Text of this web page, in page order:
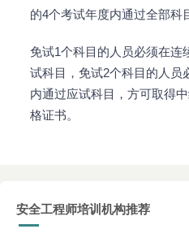
的4个考试年度内通过全部科
免试1个科目的人员必须在连
试科目，免试2个科目的人员
内通过应试科目，方可取得
格证书。
安全工程师培训机构推荐